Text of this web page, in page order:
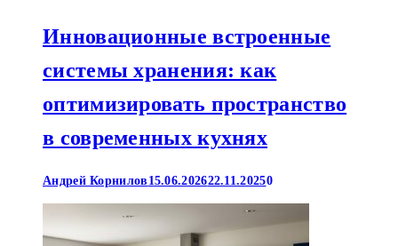
Инновационные встроенные
системы хранения: как
оптимизировать пространство
в современных кухнях
Андрей Корнилов 15.06.202622.11.20250